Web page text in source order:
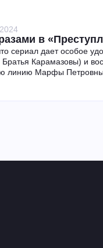
в
сериал дает особое
Карамазовы) и
линию Марфы